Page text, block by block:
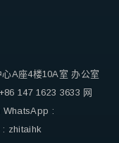
A座4楼10A室 办公室
147 1623 3633 网
WhatsApp :
: zhitaihk